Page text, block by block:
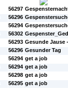
56297
56296
56294
56302
56293 Gesunde Jause
56296 Gesunder Tag
56294 get a job
56294 get a job
56298 get a job
56295 get a job